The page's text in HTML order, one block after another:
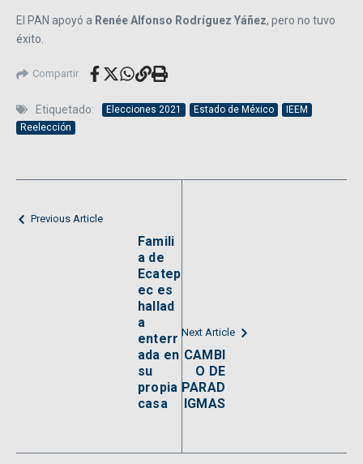
El PAN apoyó a Renée Alfonso Rodríguez Yáñez, pero no tuvo
éxito.
Compartir
Etiquetado: Elecciones 2021 Estado de México
IEEM
Reelección
Previous Article
Famili
a de
Ecatep
ec es
hallad
a
enterr
ada en
su
propia
casa
Next Article
CAMBI
O DE
PARAD
IGMAS